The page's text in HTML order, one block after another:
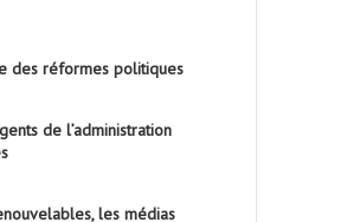
des réformes politiques
de l’administration
les médias